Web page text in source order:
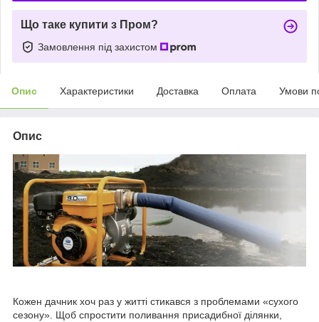
Що таке купити з Пром?
Замовлення під захистом
Опис Характеристики Доставка Оплата Умови
Опис
Кожен дачник хоч раз у житті стикався з проблемами «сухого
сезону». Щоб спростити поливання присадибної ділянки,